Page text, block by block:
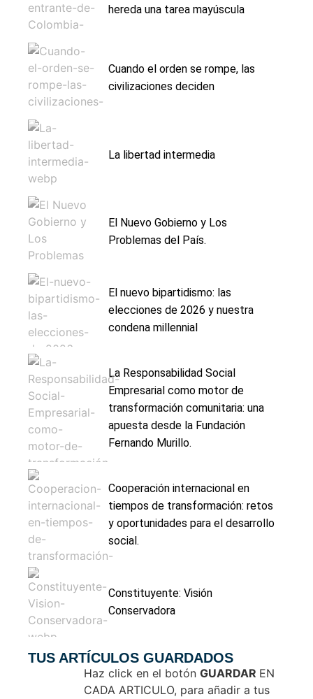
hereda una tarea mayúscula
Cuando el orden se rompe, las
civilizaciones deciden
La libertad intermedia
El Nuevo Gobierno y Los
Problemas del País.
El nuevo bipartidismo: las
elecciones de 2026 y nuestra
condena millennial
La Responsabilidad Social
Empresarial como motor de
transformación comunitaria: una
apuesta desde la Fundación
Fernando Murillo.
Cooperación internacional en
tiempos de transformación: retos
y oportunidades para el desarrollo
social.
Constituyente: Visión
Conservadora
TUS ARTÍCULOS GUARDADOS
Haz click en el botón GUARDAR EN
CADA ARTICULO, para añadir a tus